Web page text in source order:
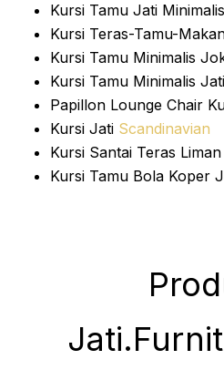
Kursi Tamu Jati
Kursi Teras-Tamu-
Kursi Tamu Minimalis
Kursi Tamu Minimalis
Papillon Lounge Chair
Kursi Jati Scandinavian
Kursi Santai Teras
Kursi Tamu Bola Koper